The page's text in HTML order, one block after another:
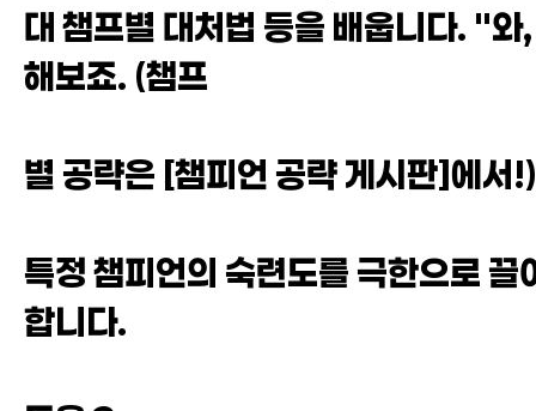
대 챔프별 대처법 등을 배웁니다. "
해보죠. (챔프
별 공략은 [챔피언 공략 게시판]에서!)
특정 챔피언의 숙련도를 극한으로
합니다.